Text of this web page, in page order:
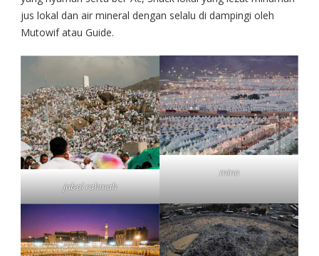
jus lokal dan air mineral dengan selalu di dampingi oleh
Mutowif atau Guide.
jabal rahmah
mina